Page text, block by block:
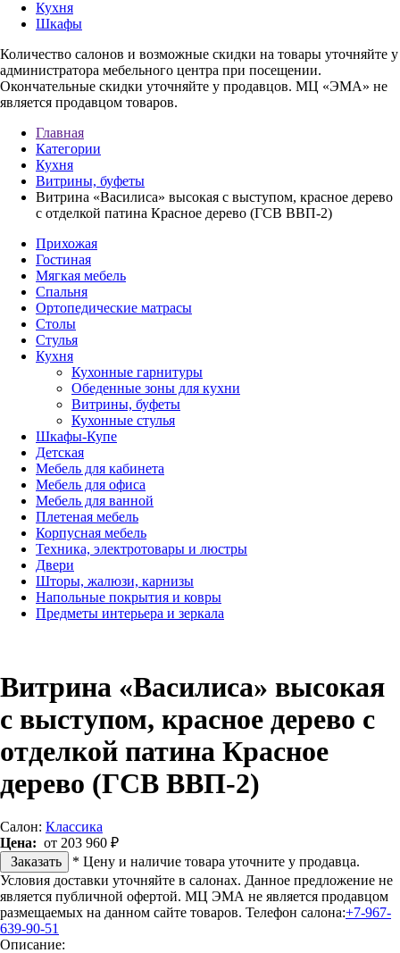
Кухня
Шкафы
Количество салонов и возможные скидки на товары уточняйте у
администратора мебельного центра при посещении.
Окончательные скидки уточняйте у продавцов. МЦ «ЭМА» не
является продавцом товаров.
Главная
Категории
Кухня
Витрины, буфеты
Витрина «Василиса» высокая с выступом, красное дерево
с отделкой патина Красное дерево (ГСВ ВВП-2)
Прихожая
Гостиная
Мягкая мебель
Спальня
Ортопедические матрасы
Столы
Стулья
Кухня
Кухонные гарнитуры
Обеденные зоны для кухни
Витрины, буфеты
Кухонные стулья
Шкафы-Купе
Детская
Мебель для кабинета
Мебель для офиса
Мебель для ванной
Плетеная мебель
Корпусная мебель
Техника, электротовары и люстры
Двери
Шторы, жалюзи, карнизы
Напольные покрытия и ковры
Предметы интерьера и зеркала
Витрина «Василиса» высокая
с выступом, красное дерево с
отделкой патина Красное
дерево (ГСВ ВВП-2)
Салон: Классика
Цена: от 203 960 ₽
Заказать
* Цену и наличие товара уточните у продавца.
Условия доставки уточняйте в салонах. Данное предложение не
является публичной офертой. МЦ ЭМА не является продавцом
размещаемых на данном сайте товаров. Телефон салона:+7-967-
639-90-51
Описание: